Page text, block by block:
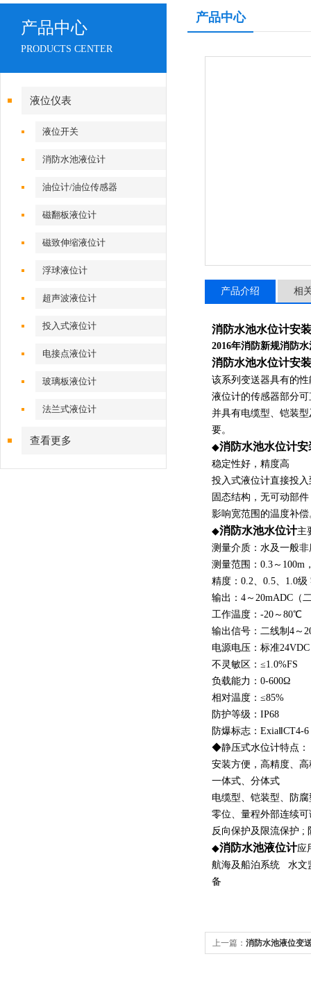
产品中心
PRODUCTS CENTER
液位仪表
液位开关
消防水池液位计
油位计/油位传感器
磁翻板液位计
磁致伸缩液位计
浮球液位计
超声波液位计
投入式液位计
电接点液位计
玻璃板液位计
法兰式液位计
查看更多
产品中心
产品介绍 相
消防水池水位计安装
2016年消防新规消防
消防水池水位计安装
该系列变送器具有的
液位计的传感器部分
并具有电缆型、铠装
要。
◆消防水池水位计安
稳定性好，精度高
投入式液位计直接投
固态结构，无可动部
影响宽范围的温度补
◆消防水池水位计主
测量介质：水及一般
测量范围：0.3～100m
精度：0.2、0.5、1.0
输出：4～20mADC（
工作温度：-20～80℃
输出信号：二线制4～
电源电压：标准
不灵敏区：≤1.0%FS
负载能力：0-600Ω
相对温度：≤85%
防护等级：IP68
防爆标志：ExiaⅡCT4-6
◆静压式水位计特点：
安装方便，高精度、
一体式、分体式
电缆型、铠装型、防
零位、量程外部连续可
反向保护及限流保护 ;
◆消防水池液位计应
航海及船泊系统 水文
备
上一篇： 消防水池液位变